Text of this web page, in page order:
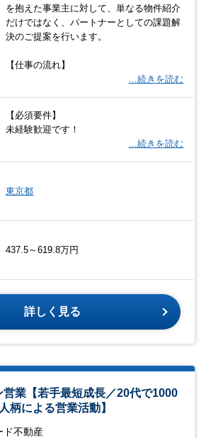
を抱えた事業主に対して、単なる物件紹介
だけではなく、パートナーとしての課題解
決のご提案を行います。
【仕事の流れ】
…続きを読む
【必須要件】
未経験歓迎です！
…続きを読む
東京都
437.5～619.8万円
詳しく見る
営業【若手最短成長／20代で1000
柄による営業活動】
ド不動産